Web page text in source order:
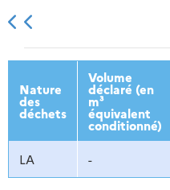
2013
Nature
des
déchets
Volume
déclaré (en
m³
équivalent
conditionné)
LA -